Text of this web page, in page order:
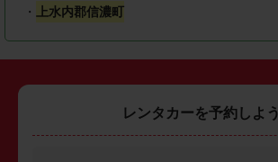
・ 上水内郡信濃町
レンタカーを予約しよう